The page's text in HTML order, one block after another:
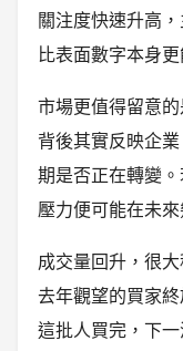
關注度快速升高
比表面數字本身
市場更值得留意
背後其實反映企
期是否正在轉變
壓力便可能在未
成交量回升，很
去年觀望的買家
這批人買完，下